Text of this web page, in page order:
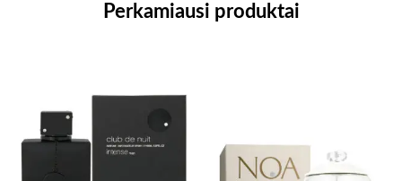
Perkamiausi produktai